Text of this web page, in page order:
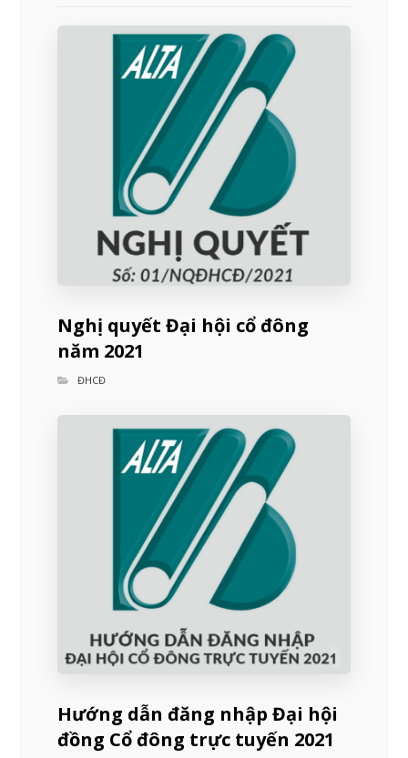
Nghị quyết Đại hội cổ đông
năm 2021
ĐHCĐ
Hướng dẫn đăng nhập Đại hội
đồng Cổ đông trực tuyến 2021